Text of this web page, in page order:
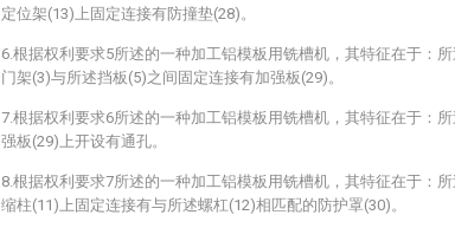
定位架(13)上固定连接有防撞垫(28)。
6.根据权利要求5所述的一种加工铝模板用铣槽机，其特征在于：
门架(3)与所述挡板(5)之间固定连接有加强板(29)。
7.根据权利要求6所述的一种加工铝模板用铣槽机，其特征在于：所
强板(29)上开设有通孔。
8.根据权利要求7所述的一种加工铝模板用铣槽机，其特征在于：所
缩柱(11)上固定连接有与所述螺杠(12)相匹配的防护罩(30)。